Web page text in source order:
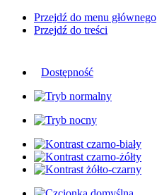
Przejdź do menu głównego
Przejdź do treści
Dostępność